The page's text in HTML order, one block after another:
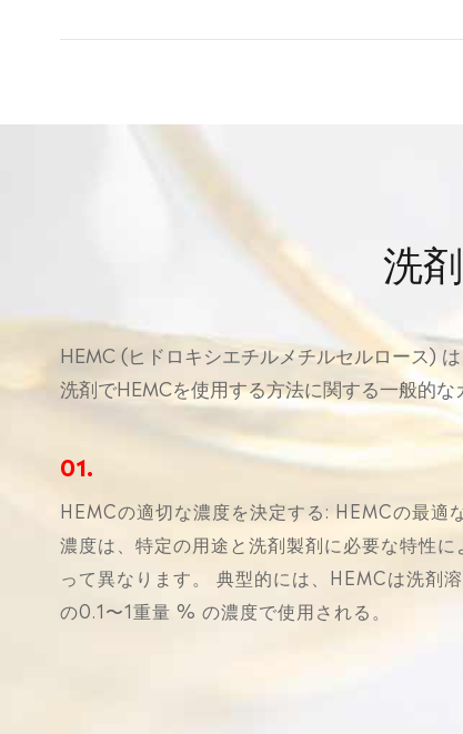
洗
HEMC (ヒドロキシエチルメチルセルロース)
洗剤でHEMCを使用する方法に関する一般的な
01.
HEMCの適切な濃度を決定する: HEMCの最適
濃度は、特定の用途と洗剤製剤に必要な特性に
って異なります。 典型的には、HEMCは洗剤
の0.1〜1重量 % の濃度で使用される。